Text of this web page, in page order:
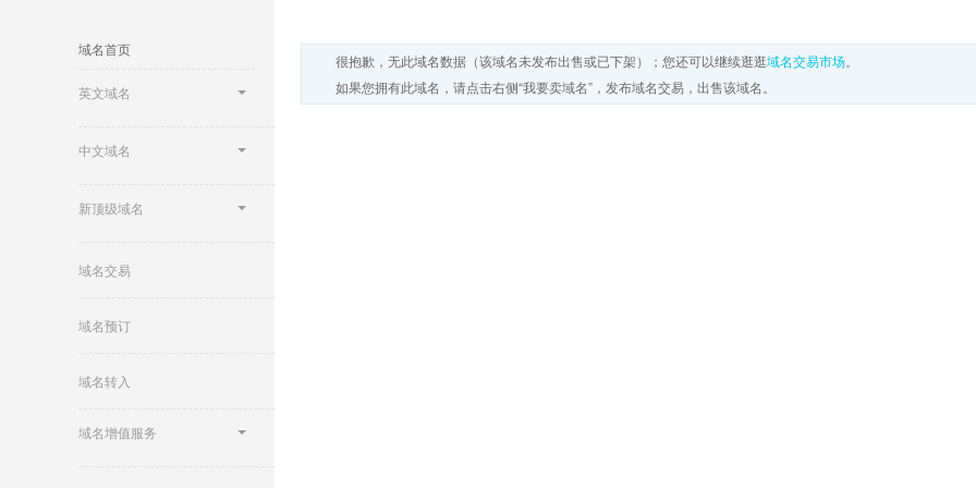
域名首页
英文域名
中文域名
新顶级域名
域名交易
域名预订
域名转入
域名增值服务
很抱歉，无此域名数据（该域名未发布出售或已下架）；您还可以继续逛逛域名交易市场。
如果您拥有此域名，请点击右侧“我要卖域名”，发布域名交易，出售该域名。